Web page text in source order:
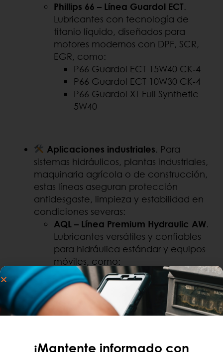
Phillips 66 – Línea Guardol ECT.
Lubricantes con tecnología de
titanio líquido, diseñados para
motores modernos con DPF, SCR,
EGR, como:
P66 Guardol ECT 15W40 CK‑4
P66 Guardol ECT 10W30 CK‑4
P66 Guardol XT Full Synthetic
5W40
Aplicaciones industriales. Para
sistemas hidráulicos, plantas industriales,
maquinaria agrícola o de construcción,
estas líneas aseguran protección
antidesgaste, limpieza y estabilidad en
condiciones severas:
AQL – Línea Premium Hydraulic AW.
Lubricantes versátiles y confiables
para hidráulica estándar y equipos
móviles, como:
AQL Premium Hydraulic Oil AW
32
AQL Premium Hydraulic Oil AW
Petro‑Canada–Línea HYDREX.
.
¡Mantente informado con